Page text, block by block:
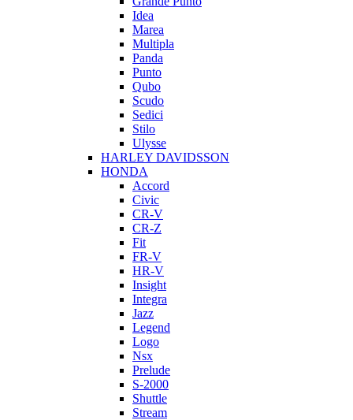
Idea
Marea
Multipla
Panda
Punto
Qubo
Scudo
Sedici
Stilo
Ulysse
HARLEY DAVIDSSON
HONDA
Accord
Civic
CR-V
CR-Z
Fit
FR-V
HR-V
Insight
Integra
Jazz
Legend
Logo
Nsx
Prelude
S-2000
Shuttle
Stream